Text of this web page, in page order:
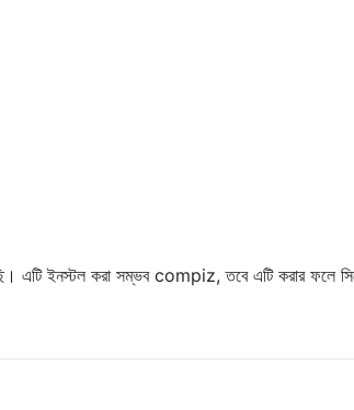
এটি ইনস্টল করা সম্ভব compiz, তবে এটি করার ফলে